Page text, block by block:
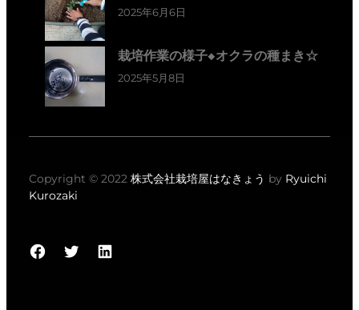
2025年6月6日
栽培作業の様子◆オクラの種まき☆
2025年5月8日
Copyright © 2022 株式会社栽培屋はなきょう by Ryuichi
Kurozaki
Facebook
TwitterLinkedIn